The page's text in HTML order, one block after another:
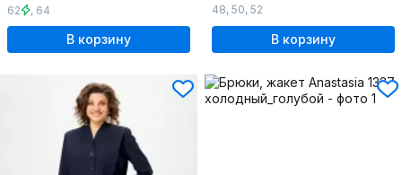
62 , 64
В корзину
48, 50, 52
В корзину